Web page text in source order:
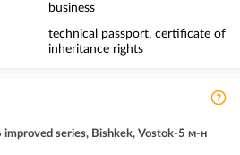
business
technical passport, certificate of
inheritance rights
series, Bishkek, Vostok-5 м-н